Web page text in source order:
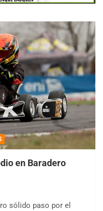
en Baradero
sólido paso por el